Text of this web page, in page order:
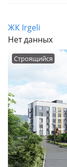
ЖК Irgeli
Нет данных
Строящийся